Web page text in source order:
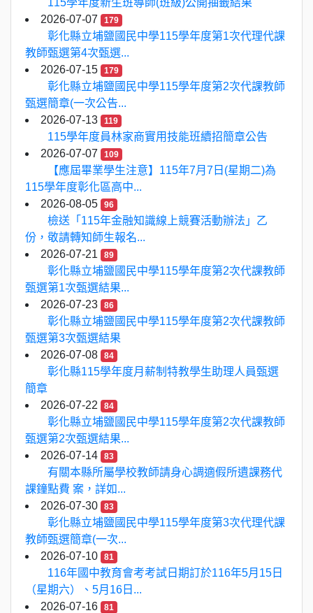
115學年度新生班導師(班級)公開抽籤結果
2026-07-07
179
彰化縣立埔鹽國民中學115學年度第1次代理代課
教師甄選第4次甄選...
2026-07-15
179
彰化縣立埔鹽國民中學115學年度第2次代課教師
甄選簡章(一次公告...
2026-07-13
119
115學年度員林家商實用技能班續招簡章公告
2026-07-07
109
【應屆畢業學生注意】115年7月7日(星期二)為
115學年度彰化區高中...
2026-08-05
96
檢送「115年金融知識線上競賽活動辦法」乙
份，敬請轉知師生報名...
2026-07-21
89
彰化縣立埔鹽國民中學115學年度第2次代課教師
甄選第1次甄選結果...
2026-07-23
86
彰化縣立埔鹽國民中學115學年度第2次代課教師
甄選第3次甄選結果
2026-07-08
84
彰化縣115學年度月薪制特教學生助理人員甄選
簡章
2026-07-22
84
彰化縣立埔鹽國民中學115學年度第2次代課教師
甄選第2次甄選結果...
2026-07-14
83
有關本縣所屬學校教師請身心調適假所遺課務代
課鐘點費 案，詳如...
2026-07-30
83
彰化縣立埔鹽國民中學115學年度第3次代理代課
教師甄選簡章(一次...
2026-07-10
81
116年國中教育會考考試日期訂於116年5月15日
（星期六）、5月16日...
2026-07-16
81